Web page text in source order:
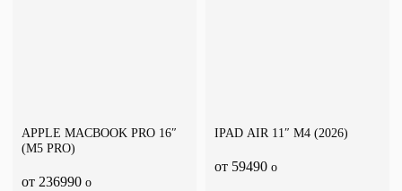
APPLE MACBOOK PRO 16″
(M5 PRO)
от 236990 o
IPAD AIR 11″ M4 (2026)
от 59490 o